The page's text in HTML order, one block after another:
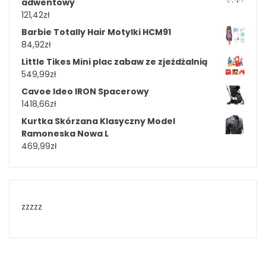
121,42zł
Barbie Totally Hair Motylki HCM91
84,92zł
Little Tikes Mini plac zabaw ze zjeżdżalnią
549,99zł
Cavoe Ideo IRON Spacerowy
1418,66zł
Kurtka Skórzana Klasyczny Model
Ramoneska Nowa L
469,99zł
zzzzz